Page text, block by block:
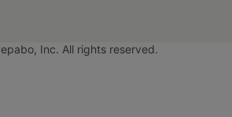
Inc. All rights reserved.